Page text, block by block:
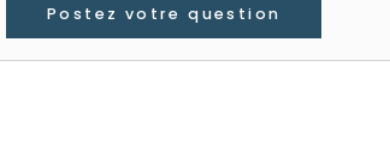
Postez votre question